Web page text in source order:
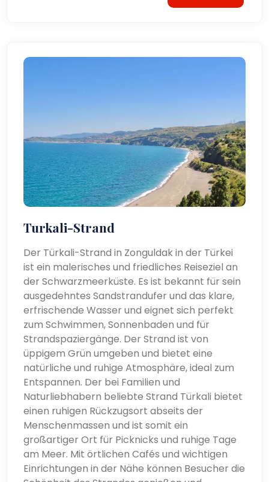
Turkali-Strand
Der Türkali-Strand in Zonguldak in der Türkei
ist ein malerisches und friedliches Reiseziel an
der Schwarzmeerküste. Es ist bekannt für sein
ausgedehntes Sandstrandufer und das klare,
erfrischende Wasser und eignet sich perfekt
zum Schwimmen, Sonnenbaden und für
Strandspaziergänge. Der Strand ist von
üppigem Grün umgeben und bietet eine
natürliche und ruhige Atmosphäre, ideal zum
Entspannen. Der bei Familien und
Naturliebhabern beliebte Strand Türkali bietet
einen ruhigen Rückzugsort abseits der
Menschenmassen und ist somit ein
großartiger Ort für Picknicks und ruhige Tage
am Meer. Mit örtlichen Cafés und wichtigen
Einrichtungen in der Nähe können Besucher die